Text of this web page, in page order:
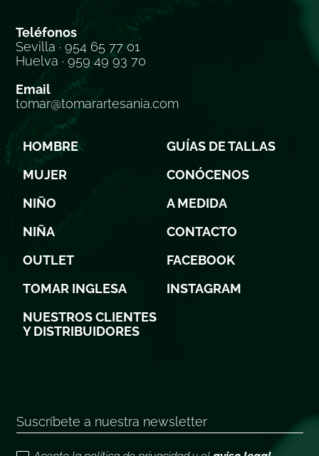
Teléfonos
Sevilla · 954 65 77 01
Huelva · 959 49 93 70
Email
tomar@tomarartesania.com
HOMBRE
MUJER
NIÑO
NIÑA
OUTLET
TOMAR INGLESA
NUESTROS CLIENTES
Y DISTRIBUIDORES
GUÍAS DE TALLAS
CONÓCENOS
A MEDIDA
CONTACTO
FACEBOOK
INSTAGRAM